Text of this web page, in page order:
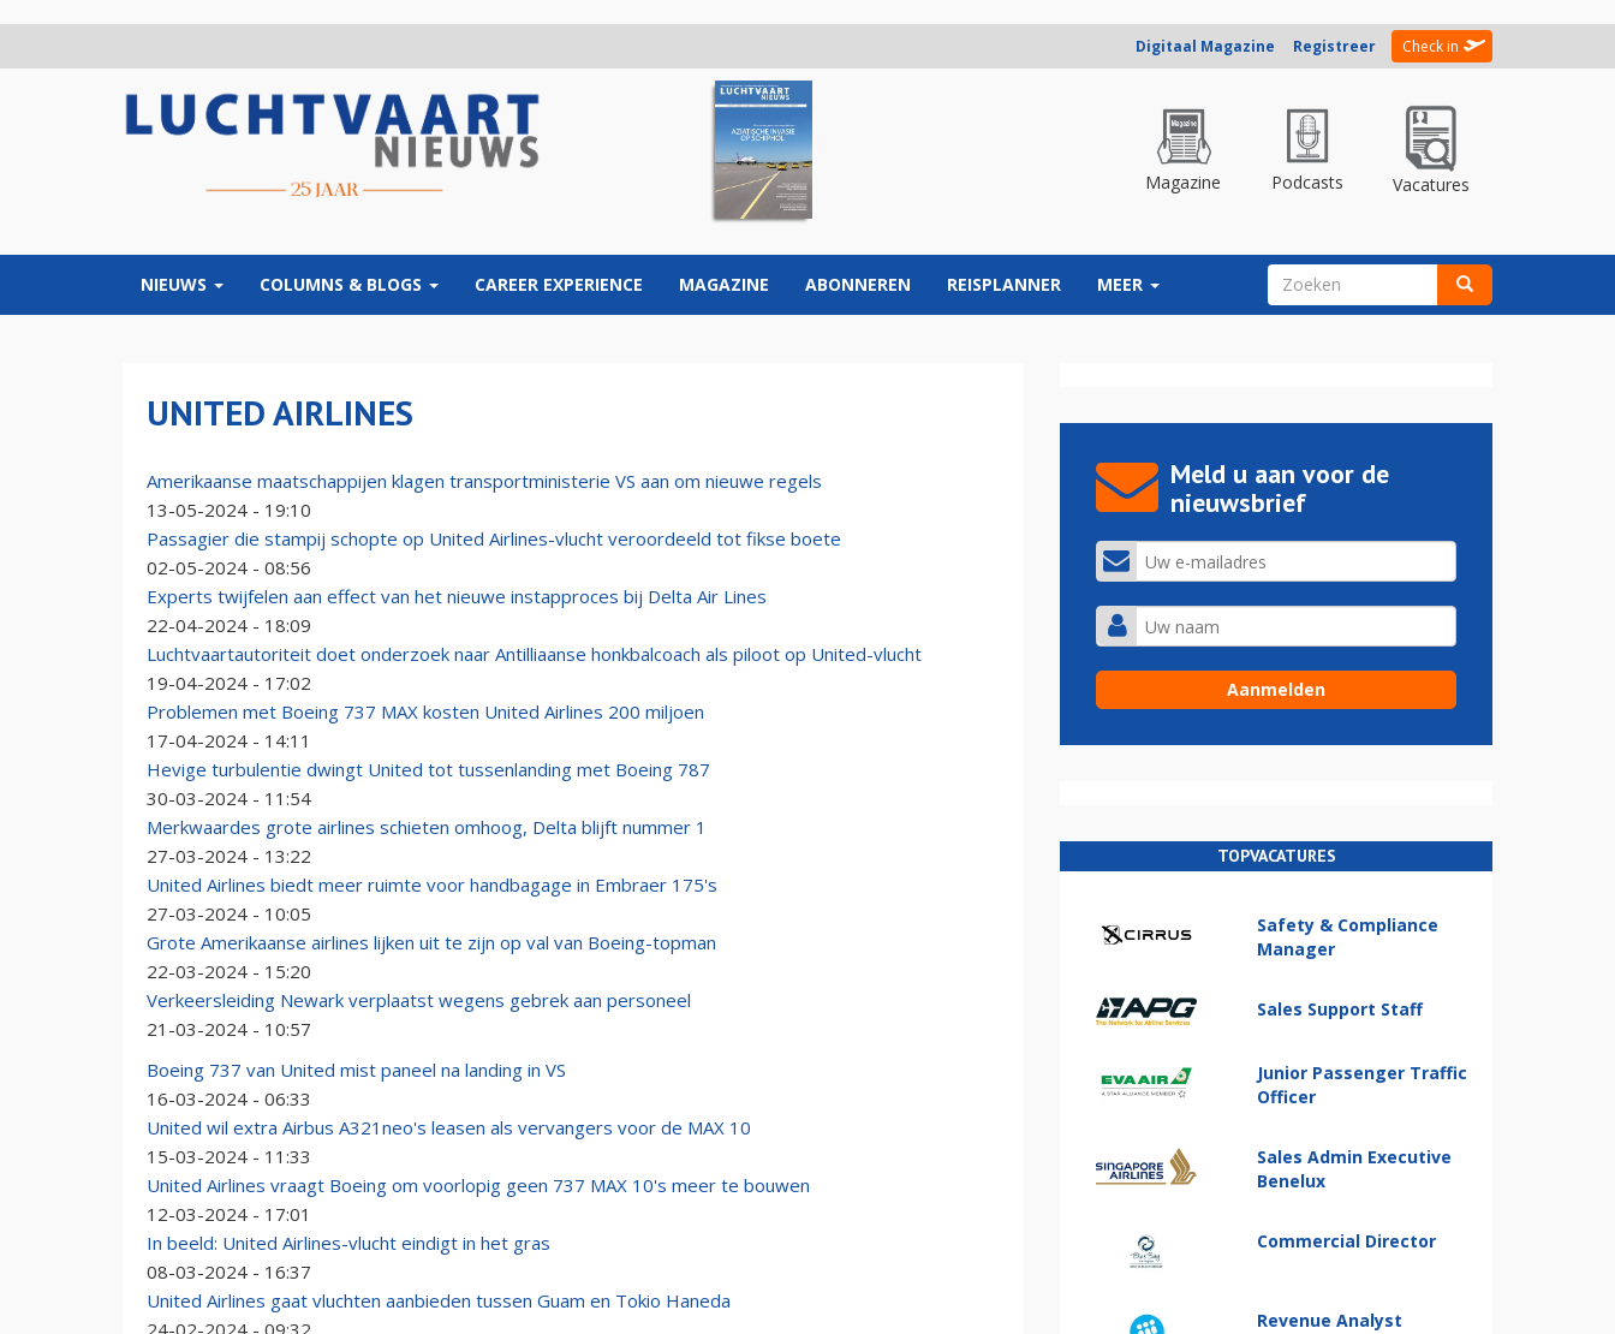
Digitaal Magazine Registreer Check in
Magazine Podcasts Vacatures
NIEUWS COLUMNS & BLOGS CAREER EXPERIENCE MAGAZINE ABONNEREN REISPLANNER MEER ZOEKVELD
UNITED AIRLINES
Amerikaanse maatschappijen klagen transportministerie VS aan om nieuwe regels
13-05-2024 - 19:10
Passagier die stampij schopte op United Airlines-vlucht veroordeeld tot fikse boete
02-05-2024 - 08:56
Experts twijfelen aan effect van het nieuwe instapproces bij Delta Air Lines
22-04-2024 - 18:09
Luchtvaartautoriteit doet onderzoek naar Antilliaanse honkbalcoach als piloot op United-vlucht
19-04-2024 - 17:02
Problemen met Boeing 737 MAX kosten United Airlines 200 miljoen
17-04-2024 - 14:11
Hevige turbulentie dwingt United tot tussenlanding met Boeing 787
30-03-2024 - 11:54
Merkwaardes grote airlines schieten omhoog, Delta blijft nummer 1
27-03-2024 - 13:22
United Airlines biedt meer ruimte voor handbagage in Embraer 175's
27-03-2024 - 10:05
Grote Amerikaanse airlines lijken uit te zijn op val van Boeing-topman
22-03-2024 - 15:20
Verkeersleiding Newark verplaatst wegens gebrek aan personeel
21-03-2024 - 10:57
Boeing 737 van United mist paneel na landing in VS
16-03-2024 - 06:33
United wil extra Airbus A321neo's leasen als vervangers voor de MAX 10
15-03-2024 - 11:33
United Airlines vraagt Boeing om voorlopig geen 737 MAX 10's meer te bouwen
12-03-2024 - 17:01
In beeld: United Airlines-vlucht eindigt in het gras
08-03-2024 - 16:37
United Airlines gaat vluchten aanbieden tussen Guam en Tokio Haneda
24-02-2024 - 09:32
Meld u aan voor de
nieuwsbrief
TOPVACATURES
Safety & Compliance
Manager
Sales Support Staff
Junior Passenger Traffic
Officer
Sales Admin Executive
Benelux
Commercial Director
Revenue Analyst